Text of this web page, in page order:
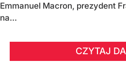
Emmanuel Macron, prezydent
na...
CZYTAJ